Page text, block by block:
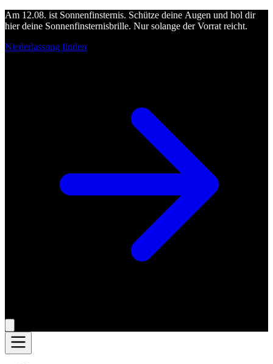
Am 12.08. ist Sonnenfinsternis. Schütze deine Augen und hol dir
hier deine Sonnenfinsternisbrille. Nur solange der Vorrat reicht.
Niederlassung finden